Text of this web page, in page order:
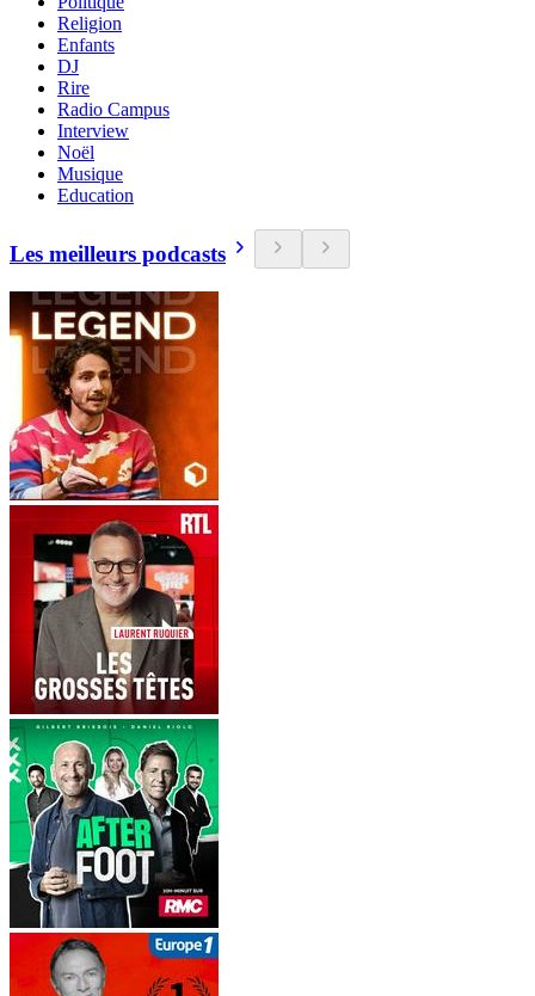
Religion
Enfants
DJ
Rire
Radio Campus
Interview
Noël
Musique
Education
Les meilleurs podcasts